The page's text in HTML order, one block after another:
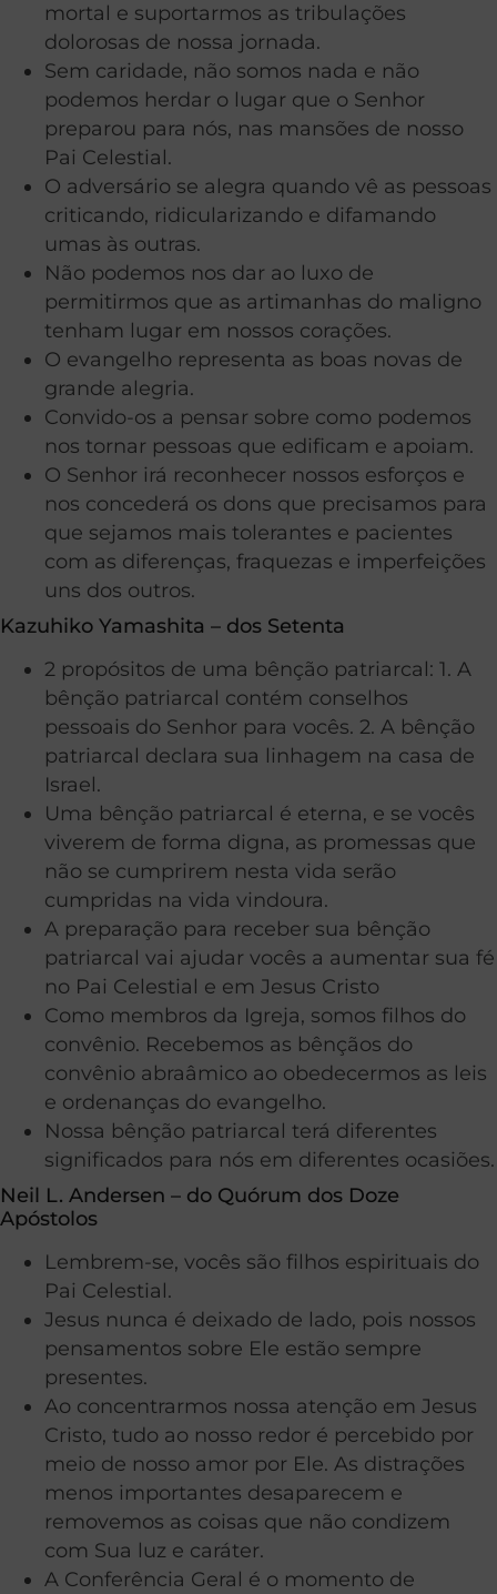
mortal e suportarmos as tribulações
dolorosas de nossa jornada.
Sem caridade, não somos nada e não
podemos herdar o lugar que o Senhor
preparou para nós, nas mansões de nosso
Pai Celestial.
O adversário se alegra quando vê as pessoas
criticando, ridicularizando e difamando
umas às outras.
Não podemos nos dar ao luxo de
permitirmos que as artimanhas do maligno
tenham lugar em nossos corações.
O evangelho representa as boas novas de
grande alegria.
Convido-os a pensar sobre como podemos
nos tornar pessoas que edificam e apoiam.
O Senhor irá reconhecer nossos esforços e
nos concederá os dons que precisamos para
que sejamos mais tolerantes e pacientes
com as diferenças, fraquezas e imperfeições
uns dos outros.
Kazuhiko Yamashita – dos Setenta
2 propósitos de uma bênção patriarcal: 1. A
bênção patriarcal contém conselhos
pessoais do Senhor para vocês. 2. A bênção
patriarcal declara sua linhagem na casa de
Israel.
Uma bênção patriarcal é eterna, e se vocês
viverem de forma digna, as promessas que
não se cumprirem nesta vida serão
cumpridas na vida vindoura.
A preparação para receber sua bênção
patriarcal vai ajudar vocês a aumentar sua fé
no Pai Celestial e em Jesus Cristo
Como membros da Igreja, somos filhos do
convênio. Recebemos as bênçãos do
convênio abraâmico ao obedecermos as leis
e ordenanças do evangelho.
Nossa bênção patriarcal terá diferentes
significados para nós em diferentes ocasiões.
Neil L. Andersen – do Quórum dos Doze
Apóstolos
Lembrem-se, vocês são filhos espirituais do
Pai Celestial.
Jesus nunca é deixado de lado, pois nossos
pensamentos sobre Ele estão sempre
presentes.
Ao concentrarmos nossa atenção em Jesus
Cristo, tudo ao nosso redor é percebido por
meio de nosso amor por Ele. As distrações
menos importantes desaparecem e
removemos as coisas que não condizem
com Sua luz e caráter.
A Conferência Geral é o momento de